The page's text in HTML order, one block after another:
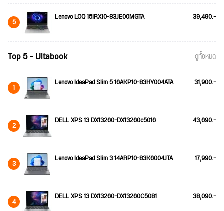
5 Lenovo LOQ 15IRX10-83JE00MGTA 39,490.-
Top 5 - Ultabook ดูทั้งหมด
1 Lenovo IdeaPad Slim 5 16AKP10-83HY004ATA 31,900.-
2 DELL XPS 13 DX13260-DX13260c5016 43,690.-
3 Lenovo IdeaPad Slim 3 14ARP10-83K6004JTA 17,990.-
4 DELL XPS 13 DX13260-DX13260C5081 38,090.-